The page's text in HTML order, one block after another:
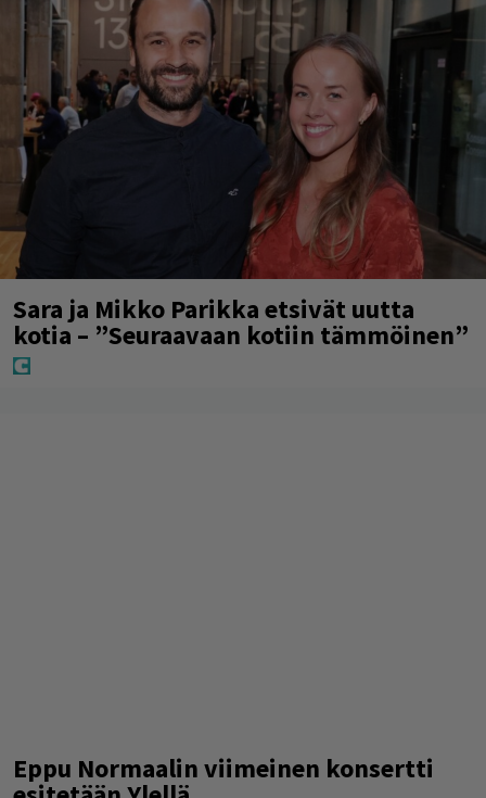
Sara ja Mikko Parikka etsivät uutta
kotia – ”Seuraavaan kotiin tämmöinen”
Eppu Normaalin viimeinen konsertti